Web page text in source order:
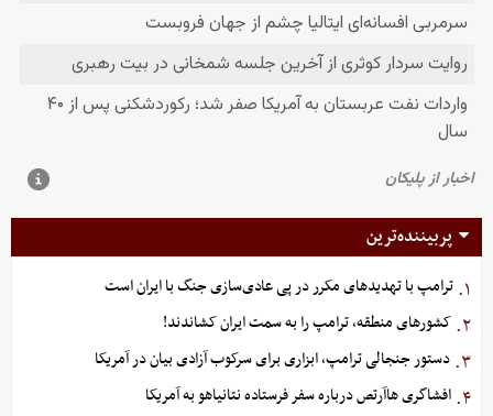
پربیننده‌ترین
۱. ترامپ با تهدیدهای مکرر در پی عادی‌سازی جنگ با ایران است
۲. کشورهای منطقه، ترامپ را به سمت ایران کشاندند!
۳. دستور جنجالی ترامپ، ابزاری برای سرکوب آزادی بیان در آمریکا
۴. افشاگری هاآرتص درباره سفر فرستاده نتانیاهو به آمریکا